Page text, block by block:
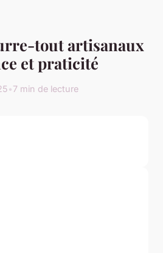
tout artisanaux
et praticité
•7 min de lecture